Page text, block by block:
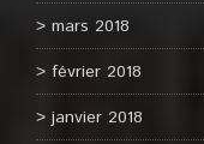
mars 2018
février 2018
janvier 2018